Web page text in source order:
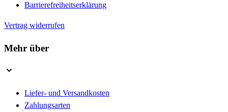
Barrierefreiheitserklärung
Vertrag widerrufen
Mehr über
Liefer- und Versandkosten
Zahlungsarten